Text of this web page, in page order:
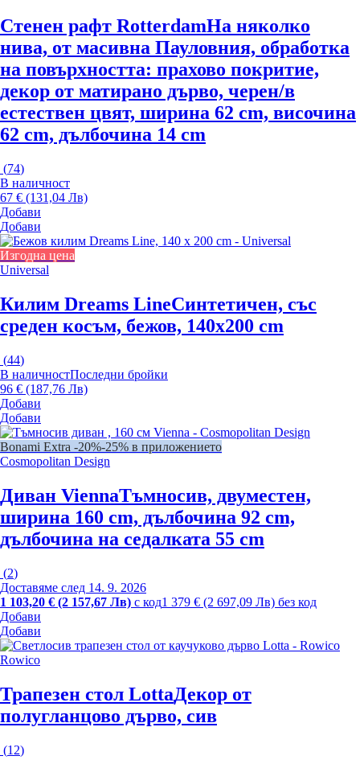
Стенен рафт RotterdamНа няколко
нива, от масивна Пауловния, oбработка
на повърхността: прахово покритие,
декор от матирано дърво, черен/в
естествен цвят, ширина 62 cm, височина
62 cm, дълбочина 14 cm
(74)
В наличност
67 € (131,04 Лв)
Добави
Добави
Изгодна цена
Universal
Килим Dreams LineСинтетичен, със
среден косъм, бежов, 140x200 cm
(44)
В наличностПоследни бройки
96 € (187,76 Лв)
Добави
Добави
Bonami Extra -20%-25% в приложението
Cosmopolitan Design
Диван ViennaТъмносив, двуместен,
ширина 160 cm, дълбочина 92 cm,
дълбочина на седалката 55 cm
(2)
Доставяме след 14. 9. 2026
1 103,20 € (2 157,67 Лв) с код1 379 € (2 697,09 Лв) без код
Добави
Добави
Rowico
Трапезен стол LottaДекор от
полугланцово дърво, сив
(12)